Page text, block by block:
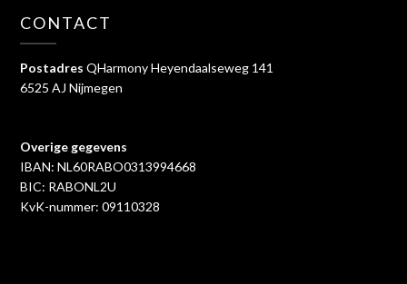
CONTACT
Postadres QHarmony Heyendaalseweg 141
6525 AJ Nijmegen
Overige gegevens
IBAN: NL60RABO0313994668
BIC: RABONL2U
KvK-nummer: 09110328